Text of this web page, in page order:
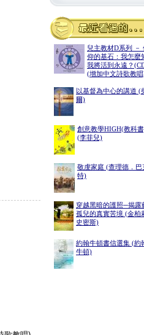
兒主教材D系列 －
仰的基石：我怎麼
我將活到永遠？
(增加中文詩歌教
以基督為中心的講道 (
爾)
創意教學HIGH(教科
(李菲兒)
敬虔家庭 (查理德．巴
特)
穿越黑暗的護照─揭露
孤兒的真實苦境 (金柏
史密斯)
約翰牛頓書信選集 (約
牛頓)